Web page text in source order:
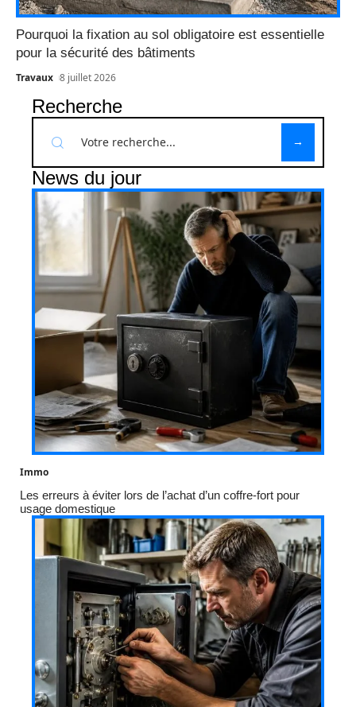
Pourquoi la fixation au sol obligatoire est essentielle
pour la sécurité des bâtiments
Travaux 8 juillet 2026
Recherche
News du jour
Immo
Les erreurs à éviter lors de l’achat d’un coffre-fort pour
usage domestique